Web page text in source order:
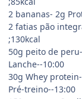
2 bananas- 2g
2 fatias pão
;130kcal
50g peito de
Lanche--10:00
30g Whey
Pré-treino--13:00